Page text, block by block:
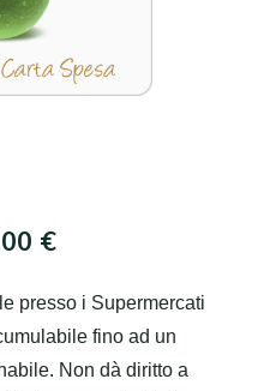
€
presso i Supermercati
fino ad un
Non dà diritto a